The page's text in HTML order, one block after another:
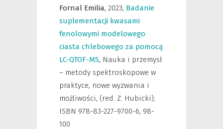
Fornal Emilia, 2023, Badanie
suplementacji kwasami
fenolowymi modelowego
ciasta chlebowego za pomocą
LC-QTOF-MS, Nauka i przemysł
– metody spektroskopowe w
praktyce, nowe wyzwania i
możliwości, (red. Z. Hubicki);
ISBN 978-83-227-9700-6, 98-
100